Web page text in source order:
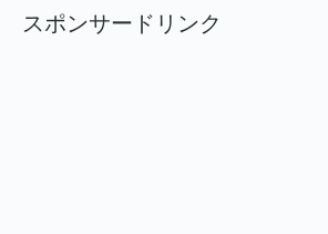
スポンサードリンク